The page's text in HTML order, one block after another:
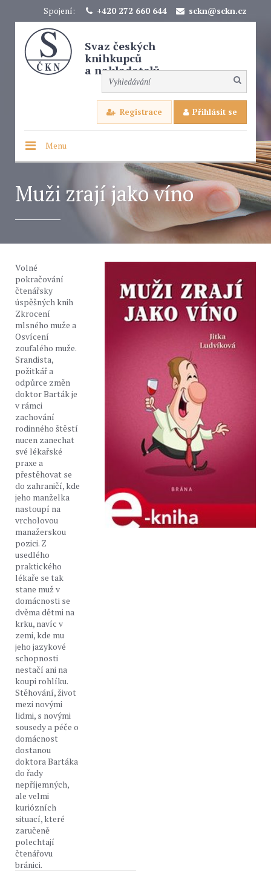
Spojení: +420 272 660 644 sckn@sckn.cz
Svaz českých
knihkupců
a nakladatelů
Registrace Přihlásit se
Menu
Muži zrají jako víno
Volné
pokračování
čtenářsky
úspěšných knih
Zkrocení
mlsného muže a
Osvícení
zoufalého muže.
Srandista,
požitkář a
odpůrce změn
doktor Barták je
v rámci
zachování
rodinného štěstí
nucen zanechat
své lékařské
praxe a
přestěhovat se
do zahraničí, kde
jeho manželka
nastoupí na
vrcholovou
manažerskou
pozici. Z
usedlého
praktického
lékaře se tak
stane muž v
domácnosti se
dvěma dětmi na
krku, navíc v
zemi, kde mu
jeho jazykové
schopnosti
nestačí ani na
koupi rohlíku.
Stěhování, život
mezi novými
lidmi, s novými
sousedy a péče o
domácnost
dostanou
doktora Bartáka
do řady
nepříjemných,
ale velmi
kuriózních
situací, které
zaručeně
polechtají
čtenářovu
bránici.